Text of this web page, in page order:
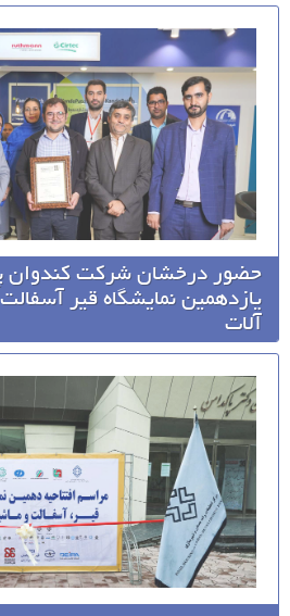
حضور درخشان شرکت کندوان
یازدهمین نمایشگاه قیر
آلات